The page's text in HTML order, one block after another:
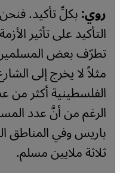
روي:بكلِّ تأكيد.
التأكيد على تأثير
تطرّف بعض
مثلاً لا يخرج إلى
الفلسطينية أكثر
الرغم من أنَّ عدد
باريس وفي المناطق
ثلاثة ملايين مسلم.